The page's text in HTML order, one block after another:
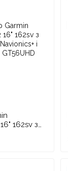
162sv з